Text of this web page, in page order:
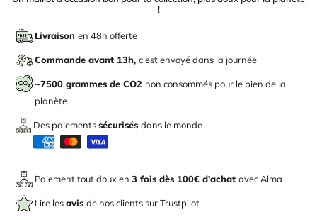
!
Livraison en 48h offerte
Commande avant 13h, c'est envoyé dans la journée
~7500 grammes de CO2 non consommés pour le bien de la
planète
Des paiementssécurisés dans le monde
Paiement tout doux en 3 fois dès 100€ d'achat avecAlma
Lire lesavis de nos clients sur Trustpilot